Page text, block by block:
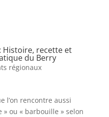
Histoire, recette et
du Berry
régionaux
l’on rencontre aussi
ou « barbouille » selon